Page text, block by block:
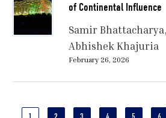
of Continental Influence
Samir Bhattacharya
Abhishek Khajuria
February 26, 2026